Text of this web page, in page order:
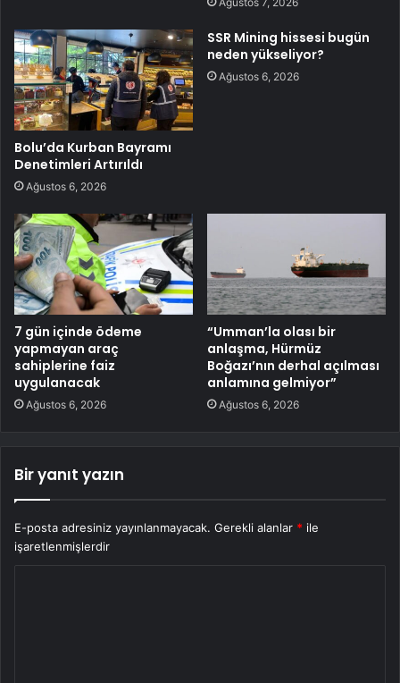
Bolu’da Kurban Bayramı
Denetimleri Artırıldı
Ağustos 6, 2026
SSR Mining hissesi bugün
neden yükseliyor?
Ağustos 6, 2026
7 gün içinde ödeme
yapmayan araç
sahiplerine faiz
uygulanacak
Ağustos 6, 2026
“Umman’la olası bir
anlaşma, Hürmüz
Boğazı’nın derhal açılması
anlamına gelmiyor”
Ağustos 6, 2026
Bir yanıt yazın
E-posta adresiniz yayınlanmayacak. Gerekli alanlar * ile
işaretlenmişlerdir